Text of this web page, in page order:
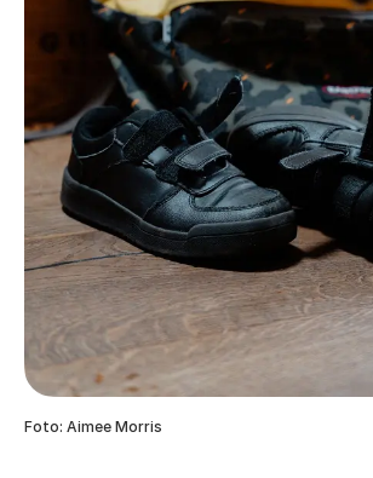
Foto: Aimee Morris